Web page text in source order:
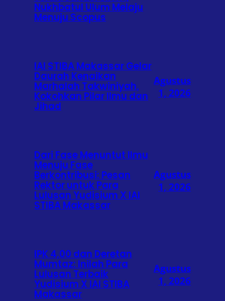
Nukhbatul Ulum Melaju
Menuju Scopus
IAI STIBA Makassar Gelar
Daurah Kenaikan
Marhalah Takwiniyah,
Kokohkan Pilar Ilmu dan
Jihad
Agustus
1, 2026
Dari Fase Menuntut Ilmu
Menuju Fase
Berkontribusi: Pesan
Rektor untuk Para
Lulusan Yudisium X IAI
STIBA Makassar
Agustus
1, 2026
IPK 4,00 dan Deretan
Mumtaz: Inilah Para
Lulusan Terbaik
Yudisium X IAI STIBA
Makassar
Agustus
1, 2026